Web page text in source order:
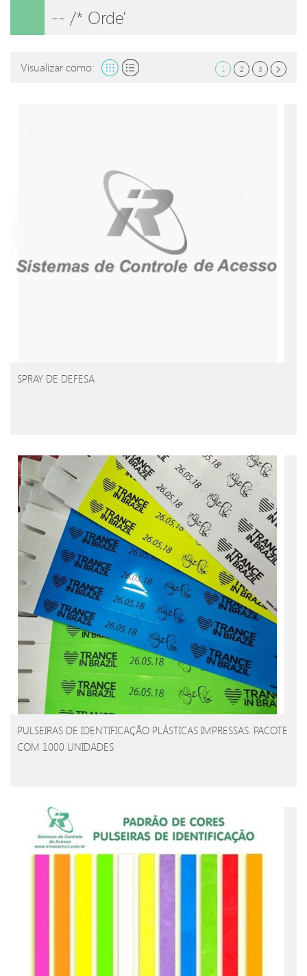
-- /* Orde'
Visualizar como: 1 2 3
SPRAY DE DEFESA
PULSEIRAS DE IDENTIFICAÇÃO PLÁSTICAS IMPRESSAS. PACOTE
COM 1000 UNIDADES